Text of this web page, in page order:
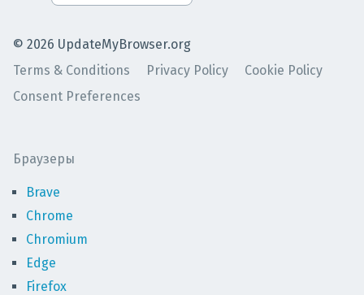
© 2026 UpdateMyBrowser.org
Terms & Conditions
Privacy Policy
Cookie Policy
Consent Preferences
Браузеры
Brave
Chrome
Chromium
Edge
Firefox